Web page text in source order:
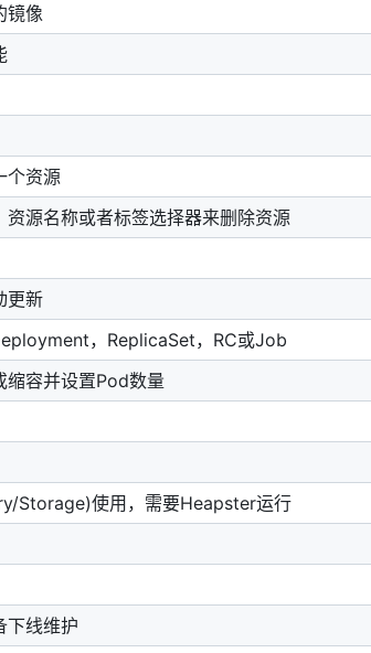
镜像
个资源
源名称或者标签选择器来删除资源
更新
，ReplicaSet，RC或Job
缩容并设置Pod数量
Storage)使用，需要Heapster运行
下线维护